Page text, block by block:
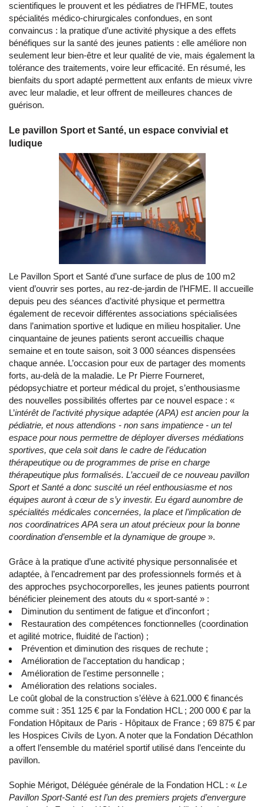
scientifiques le prouvent et les pédiatres de l’HFME, toutes
spécialités médico-chirurgicales confondues, en sont
convaincus : la pratique d’une activité physique a des effets
bénéfiques sur la santé des jeunes patients : elle améliore non
seulement leur bien-être et leur qualité de vie, mais également la
tolérance des traitements, voire leur efficacité. En résumé, les
bienfaits du sport adapté permettent aux enfants de mieux vivre
avec leur maladie, et leur offrent de meilleures chances de
guérison.
Le pavillon Sport et Santé, un espace convivial et
ludique
Le Pavillon Sport et Santé d’une surface de plus de 100 m2
vient d’ouvrir ses portes, au rez-de-jardin de l’HFME. Il accueille
depuis peu des séances d’activité physique et permettra
également de recevoir différentes associations spécialisées
dans l’animation sportive et ludique en milieu hospitalier. Une
cinquantaine de jeunes patients seront accueillis chaque
semaine et en toute saison, soit 3 000 séances dispensées
chaque année. L’occasion pour eux de partager des moments
forts, au-delà de la maladie. Le Pr Pierre Fourneret,
pédopsychiatre et porteur médical du projet, s’enthousiasme
des nouvelles possibilités offertes par ce nouvel espace : «
L’intérêt de l’activité physique adaptée (APA) est ancien pour la
pédiatrie, et nous attendions - non sans impatience - un tel
espace pour nous permettre de déployer diverses médiations
sportives, que cela soit dans le cadre de l’éducation
thérapeutique ou de programmes de prise en charge
thérapeutique plus formalisés. L’accueil de ce nouveau pavillon
Sport et Santé a donc suscité un réel enthousiasme et nos
équipes auront à cœur de s’y investir. Eu égard aunombre de
spécialités médicales concernées, la place et l’implication de
nos coordinatrices APA sera un atout précieux pour la bonne
coordination d’ensemble et la dynamique de groupe ».
Grâce à la pratique d’une activité physique personnalisée et
adaptée, à l’encadrement par des professionnels formés et à
des approches psychocorporelles, les jeunes patients pourront
bénéficier pleinement des atouts du « sport-santé » :
Diminution du sentiment de fatigue et d’inconfort ;
Restauration des compétences fonctionnelles (coordination
et agilité motrice, fluidité de l’action) ;
Prévention et diminution des risques de rechute ;
Amélioration de l’acceptation du handicap ;
Amélioration de l’estime personnelle ;
Amélioration des relations sociales.
Le coût global de la construction s’élève à 621.000 € financés
comme suit : 351 125 € par la Fondation HCL ; 200 000 € par la
Fondation Hôpitaux de Paris - Hôpitaux de France ; 69 875 € par
les Hospices Civils de Lyon. A noter que la Fondation Décathlon
a offert l’ensemble du matériel sportif utilisé dans l’enceinte du
pavillon.
Sophie Mérigot, Déléguée générale de la Fondation HCL : « Le
Pavillon Sport-Santé est l’un des premiers projets d’envergure